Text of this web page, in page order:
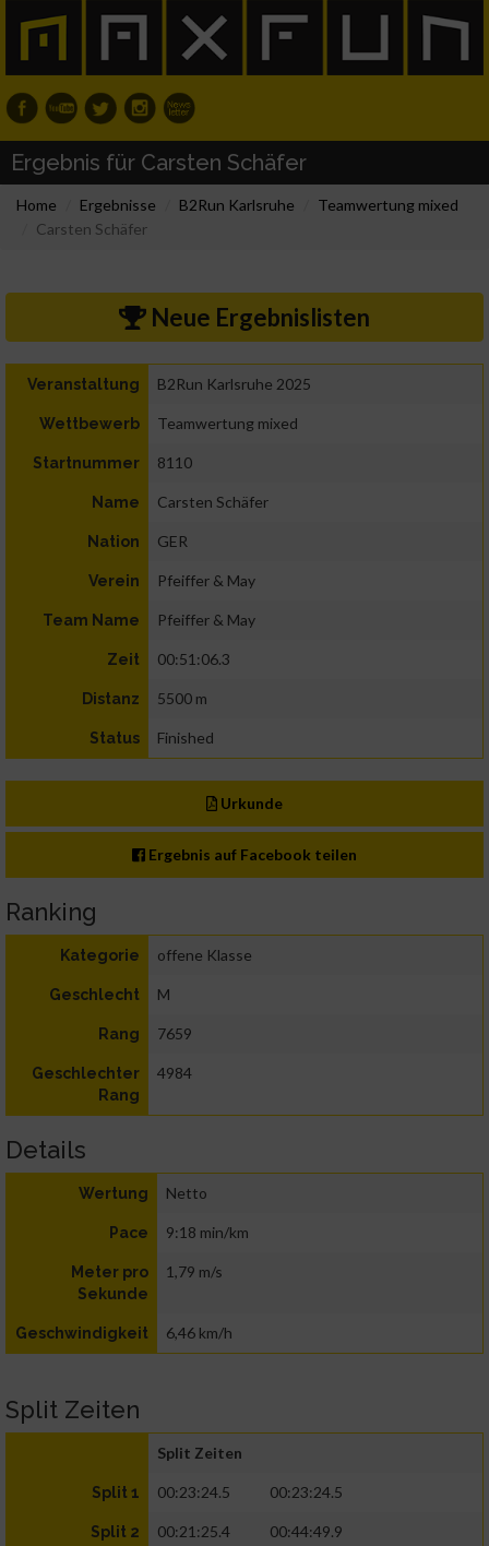
Ergebnis für Carsten Schäfer
Home Ergebnisse B2Run Karlsruhe
Teamwertung mixed
Carsten Schäfer
Neue Ergebnislisten
Veranstaltung B2Run Karlsruhe 2025
Wettbewerb Teamwertung mixed
Startnummer 8110
Name Carsten Schäfer
Nation GER
Verein Pfeiffer & May
Team Name Pfeiffer & May
Zeit 00:51:06.3
Distanz 5500 m
Status Finished
Urkunde
Ergebnis auf Facebook teilen
Ranking
Kategorie offene Klasse
Geschlecht M
Rang 7659
Geschlechter
Rang
4984
Details
Wertung Netto
Pace 9:18 min/km
Meter pro
Sekunde
1,79 m/s
Geschwindigkeit 6,46 km/h
Split Zeiten
Split Zeiten
Split 1 00:23:24.5 00:23:24.5
Split 2 00:21:25.4 00:44:49.9